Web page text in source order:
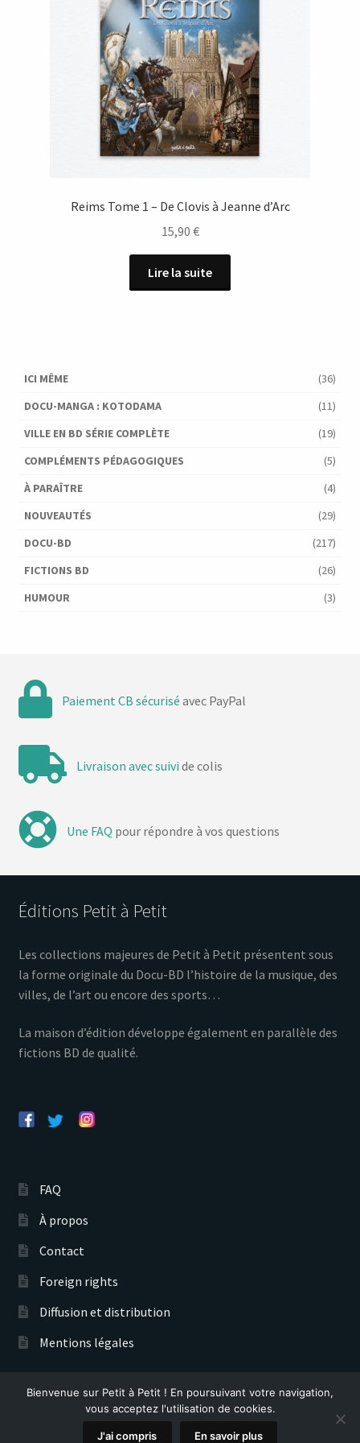
Reims Tome 1 – De Clovis à Jeanne d’Arc
15,90 €
Lire la suite
ICI MÊME
(36)
DOCU-MANGA : KOTODAMA
(11)
VILLE EN BD SÉRIE COMPLÈTE
(19)
COMPLÉMENTS PÉDAGOGIQUES
(5)
À PARAÎTRE
(4)
NOUVEAUTÉS
(29)
DOCU-BD
(217)
FICTIONS BD
(26)
HUMOUR
(3)
Paiement CB sécurisé avec PayPal
Livraison avec suivi de colis
Une FAQ pour répondre à vos questions
Éditions Petit à Petit
Les collections majeures de Petit à Petit présentent sous
la forme originale du Docu-BD l’histoire de la musique, des
villes, de l’art ou encore des sports…
La maison d’édition développe également en parallèle des
fictions BD de qualité.
FAQ
À propos
Contact
Foreign rights
Diffusion et distribution
Mentions légales
Éditions Petit à Petit © 2026
Bienvenue sur Petit à Petit ! En poursuivant votre navigation,
vous acceptez l'utilisation de cookies.
J'ai compris En savoir plus